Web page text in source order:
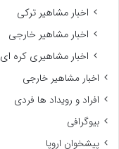
اخبار مشاهیر ترکی
اخبار مشاهیر خارجی
اخبار مشاهیری کره ای
اخبار مشاهیر خارجی
افراد و رویداد ها فردی
بیوگرافی
پیشخوان اروپا